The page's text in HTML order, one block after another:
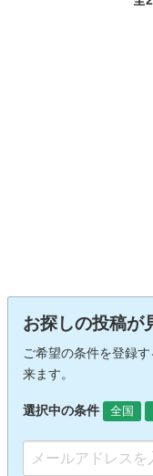
お探しの投稿が
ご希望の条件を登録
来ます。
選択中の条件 全国